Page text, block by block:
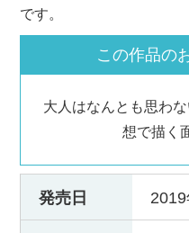
です。
この作品の
大人はなんとも思わ
想で描く
発売日